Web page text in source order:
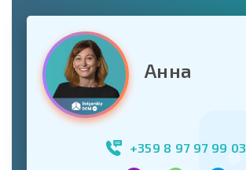
Анна
+359 8 97 97 99 03